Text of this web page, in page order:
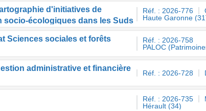
d'initiatives de
socio-écologiques dans les Suds
Réf. : 2026-776
Haute Garonne
Sciences sociales et forêts
Réf. : 2026-758
PALOC
administrative et financière
Réf. : 2026-728
Réf. : 2026-735
Hérault (34)